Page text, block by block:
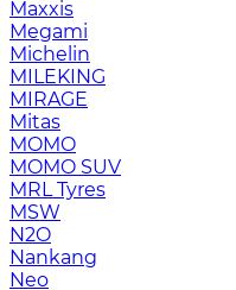
Maxxis
Megami
Michelin
MILEKING
MIRAGE
Mitas
MOMO
MOMO SUV
MRL Tyres
MSW
N2O
Nankang
Neo